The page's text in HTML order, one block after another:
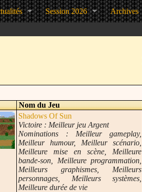
Session 2026 Archives
Nom du Jeu
Shadows Of Sun
Victoire : Meilleur jeu Argent
Nominations : Meilleur gameplay,
Meilleur humour, Meilleur scénario,
Meilleure mise en scène, Meilleure
bande-son, Meilleure programmation,
Meilleurs graphismes, Meilleurs
personnages, Meilleurs systèmes,
Meilleure durée de vie